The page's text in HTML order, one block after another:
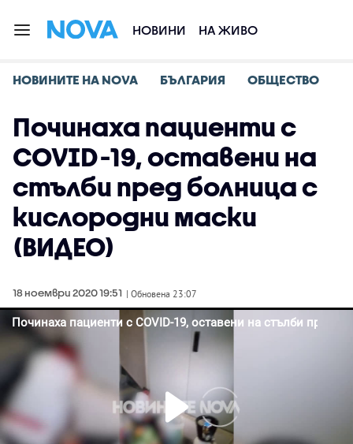
НОВИНИ НА ЖИВО
НОВИНИТЕ НА NOVA БЪЛГАРИЯ ОБЩЕСТВО
Починаха пациенти с
COVID-19, оставени на
стълби пред болница с
кислородни маски
(ВИДЕО)
18 ноември 2020 19:51 | Обновена 23:07